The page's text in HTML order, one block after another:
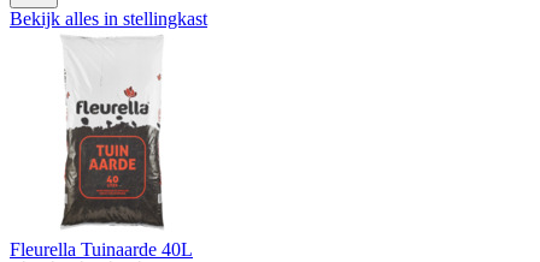
Bekijk alles in stellingkast
Fleurella Tuinaarde 40L